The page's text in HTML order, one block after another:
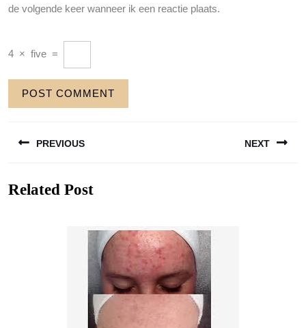
de volgende keer wanneer ik een reactie plaats.
4 × five =
PREVIOUS
post:
NEXT
Related Post